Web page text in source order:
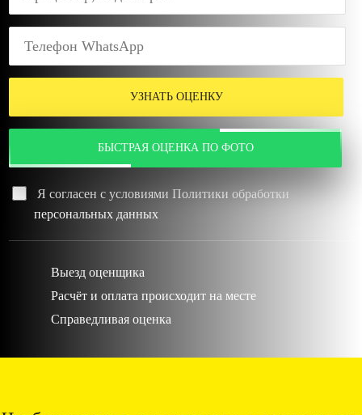
УЗНАТЬ ОЦЕНКУ
БЫСТРАЯ ОЦЕНКА ПО ФОТО
Я согласен с условиями Политики обработки
персональных данных
Выезд оценщика
Расчёт и оплата происходит на месте
Справедливая оценка